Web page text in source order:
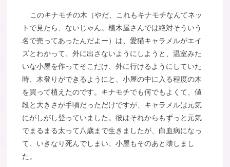
このキナモチの木（やだ、これもキナモチなんてネッ
トで見たら、ないじゃん。植木屋さんでは絶対そういう
名で売ってあったんだよー）は、愛猫キャラメルがエイ
ズとわかって、外に出さないようにしようと、温室みた
いな小屋を作ってそこだけ、外に行けるようにしていた
時、木登りができるようにと、小屋の中に入る程度の木
を買って植えたのです。キナモチでも何でもよくて、値
段と大きさが手頃だっただけですが、キャラメルは元気
にがしがし登っていました。彼はそれからもずっと元気
でまるまる太って八歳まで生きましたが、白血病になっ
て、いきなり死んでしまい、小屋もそのあと壊しまし
た。